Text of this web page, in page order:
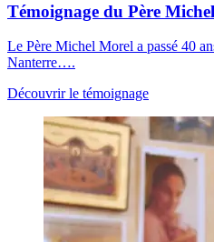
Témoignage du Père
Le Père Michel Morel a passé 40
Nanterre….
Découvrir le témoignage